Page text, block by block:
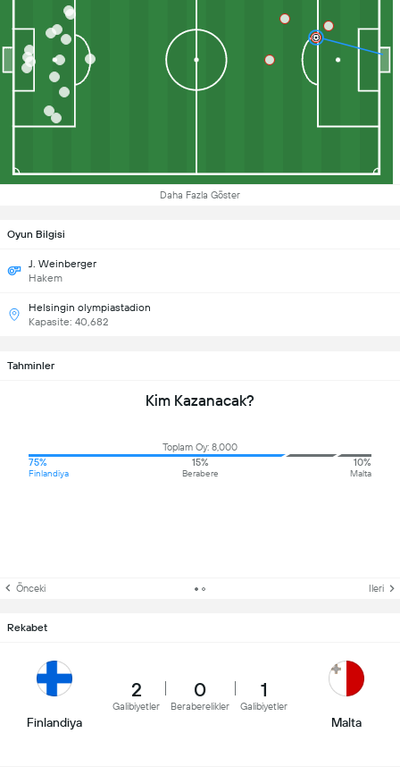
Daha Fazla Göster
Oyun Bilgisi
J. Weinberger
Hakem
Helsingin olympiastadion
Kapasite: 40,682
Tahminler
Kim Kazanacak?
Toplam Oy: 8,000
75%
Finlandiya
15%
Berabere
10%
Malta
Önceki Ileri
Rekabet
Finlandiya
2
Galibiyetler
0
Beraberelikler
1
Galibiyetler
Malta